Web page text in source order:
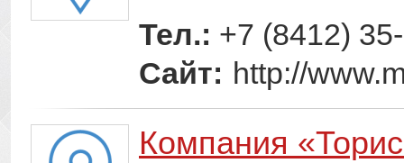
Тел.: +7 (8412)
Сайт: http://
Компания